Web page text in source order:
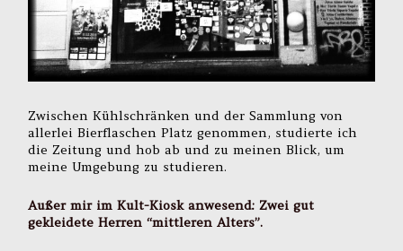
Zwischen Kühlschränken und der Sammlung von
allerlei Bierflaschen Platz genommen, studierte ich
die Zeitung und hob ab und zu meinen Blick, um
meine Umgebung zu studieren.
Außer mir im Kult-Kiosk anwesend: Zwei gut
gekleidete Herren “mittleren Alters”.